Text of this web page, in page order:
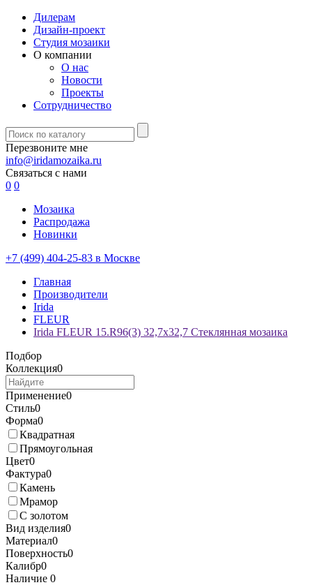
Дилерам
Дизайн-проект
Студия мозаики
О компании
О нас
Новости
Проекты
Сотрудничество
Перезвоните мне
info@iridamozaika.ru
Связаться с нами
0 0
Мозаика
Распродажа
Новинки
+7 (499) 404-25-83 в Москве
Главная
Производители
Irida
FLEUR
Irida FLEUR 15.R96(3) 32,7x32,7 Стеклянная мозаика
Подбор
Коллекция0
Применение0
Стиль0
Форма0
Квадратная
Прямоугольная
Цвет0
Фактура0
Камень
Мрамор
С золотом
Вид изделия0
Материал0
Поверхность0
Калибр0
Наличие 0